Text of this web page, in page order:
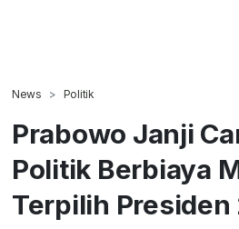
News Politik
Prabowo Janji
Politik Berbiaya
Terpilih